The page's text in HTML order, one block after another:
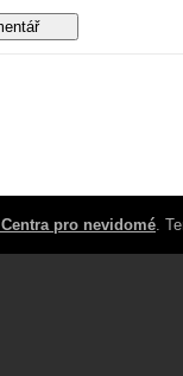
pro nevidomé.